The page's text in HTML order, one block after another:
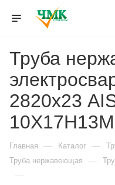
Труба
2820х23
Главная — Каталог —
Труба нержавеющая —
—